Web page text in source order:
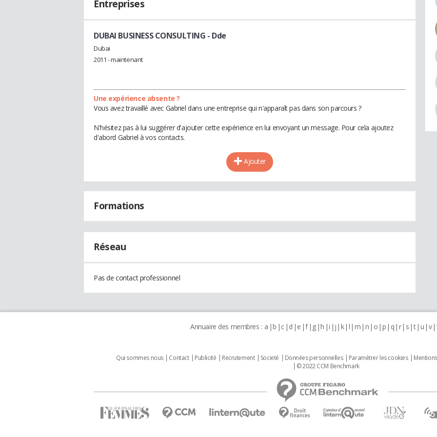
Entreprises
DUBAI BUSINESS CONSULTING - Dde
Dubai
2011 - maintenant
Une expérience absente ?
Vous avez travaillé avec Gabriel dans une entreprise qui n'apparaît pas dans son parcours ?
N'hésitez pas à lui suggérer d'ajouter cette expérience en lui envoyant un message. Pour cela ajoutez
d'abord Gabriel à vos contacts.
Ajouter
Formations
Réseau
Pas de contact professionnel
Annuaire des membres : a b c d e f g h i j k l m n o p q r s t u v
Qui sommes nous Contact Publicité Recrutement Societé Données personnelles Paramétrer les cookies
© 2022 CCM Benchmark